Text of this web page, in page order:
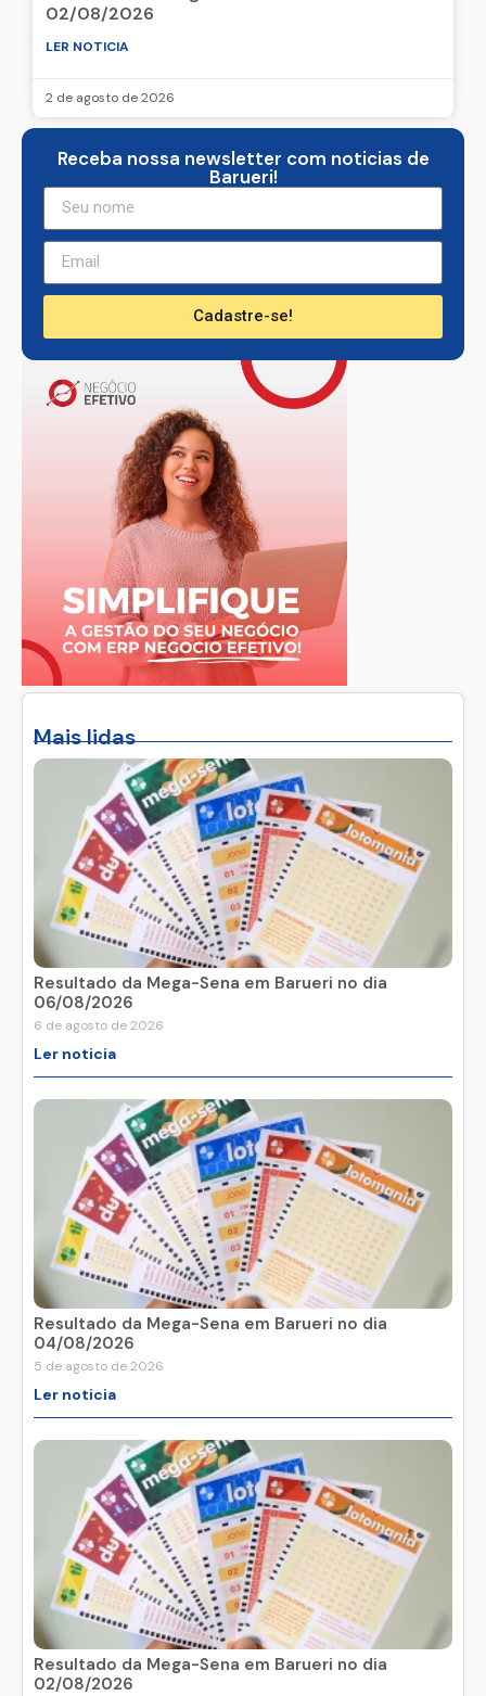
02/08/2026
LER NOTICIA
2 de agosto de 2026
Mais lidas
Resultado da Mega-Sena em Barueri no dia
06/08/2026
6 de agosto de 2026
Ler noticia
Resultado da Mega-Sena em Barueri no dia
04/08/2026
5 de agosto de 2026
Ler noticia
Resultado da Mega-Sena em Barueri no dia
02/08/2026
Receba nossa newsletter com noticias de
Barueri!
Cadastre-se!